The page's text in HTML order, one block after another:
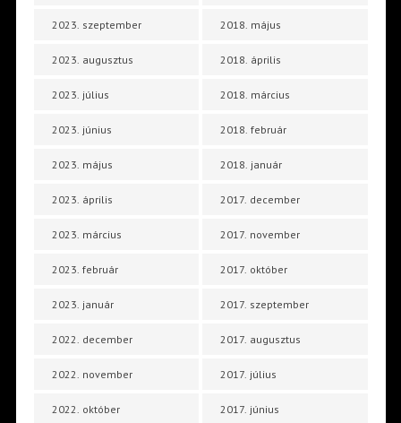
2023. szeptember
2023. augusztus
2023. július
2023. június
2023. május
2023. április
2023. március
2023. február
2023. január
2022. december
2022. november
2022. október
2018. május
2018. április
2018. március
2018. február
2018. január
2017. december
2017. november
2017. október
2017. szeptember
2017. augusztus
2017. július
2017. június